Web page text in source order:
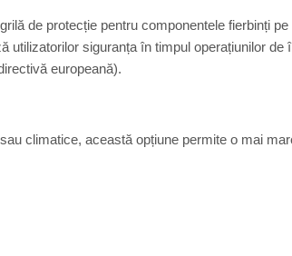
de protecție pentru componentele fierbinți
utilizatorilor siguranța în timpul operațiunilor de
europeană).
climatice, această opțiune permite o mai